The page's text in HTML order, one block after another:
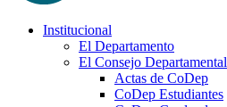
Institucional
El Departamento
El Consejo Departamental
Actas de CoDep
CoDep Estudiantes